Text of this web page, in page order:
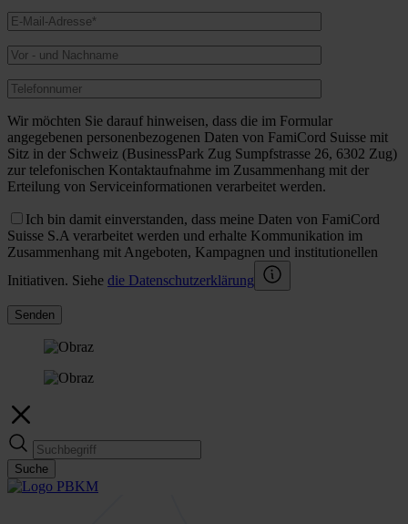
Wir möchten Sie darauf hinweisen, dass die im Formular
angegebenen personenbezogenen Daten von FamiCord Suisse mit
Sitz in der Schweiz (BusinessPark Zug Sumpfstrasse 26, 6302 Zug)
zur telefonischen Kontaktaufnahme im Zusammenhang mit der
Erteilung von Serviceinformationen verarbeitet werden.
Ich bin damit einverstanden, dass meine Daten von FamiCord
Suisse S.A verarbeitet werden und erhalte Kommunikation im
Zusammenhang mit Angeboten, Kampagnen und institutionellen
Initiativen. Siehe die Datenschutzerklärung
Senden
Suche